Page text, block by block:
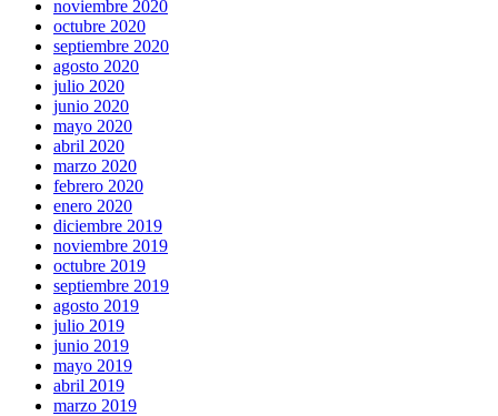
noviembre 2020
octubre 2020
septiembre 2020
agosto 2020
julio 2020
junio 2020
mayo 2020
abril 2020
marzo 2020
febrero 2020
enero 2020
diciembre 2019
noviembre 2019
octubre 2019
septiembre 2019
agosto 2019
julio 2019
junio 2019
mayo 2019
abril 2019
marzo 2019